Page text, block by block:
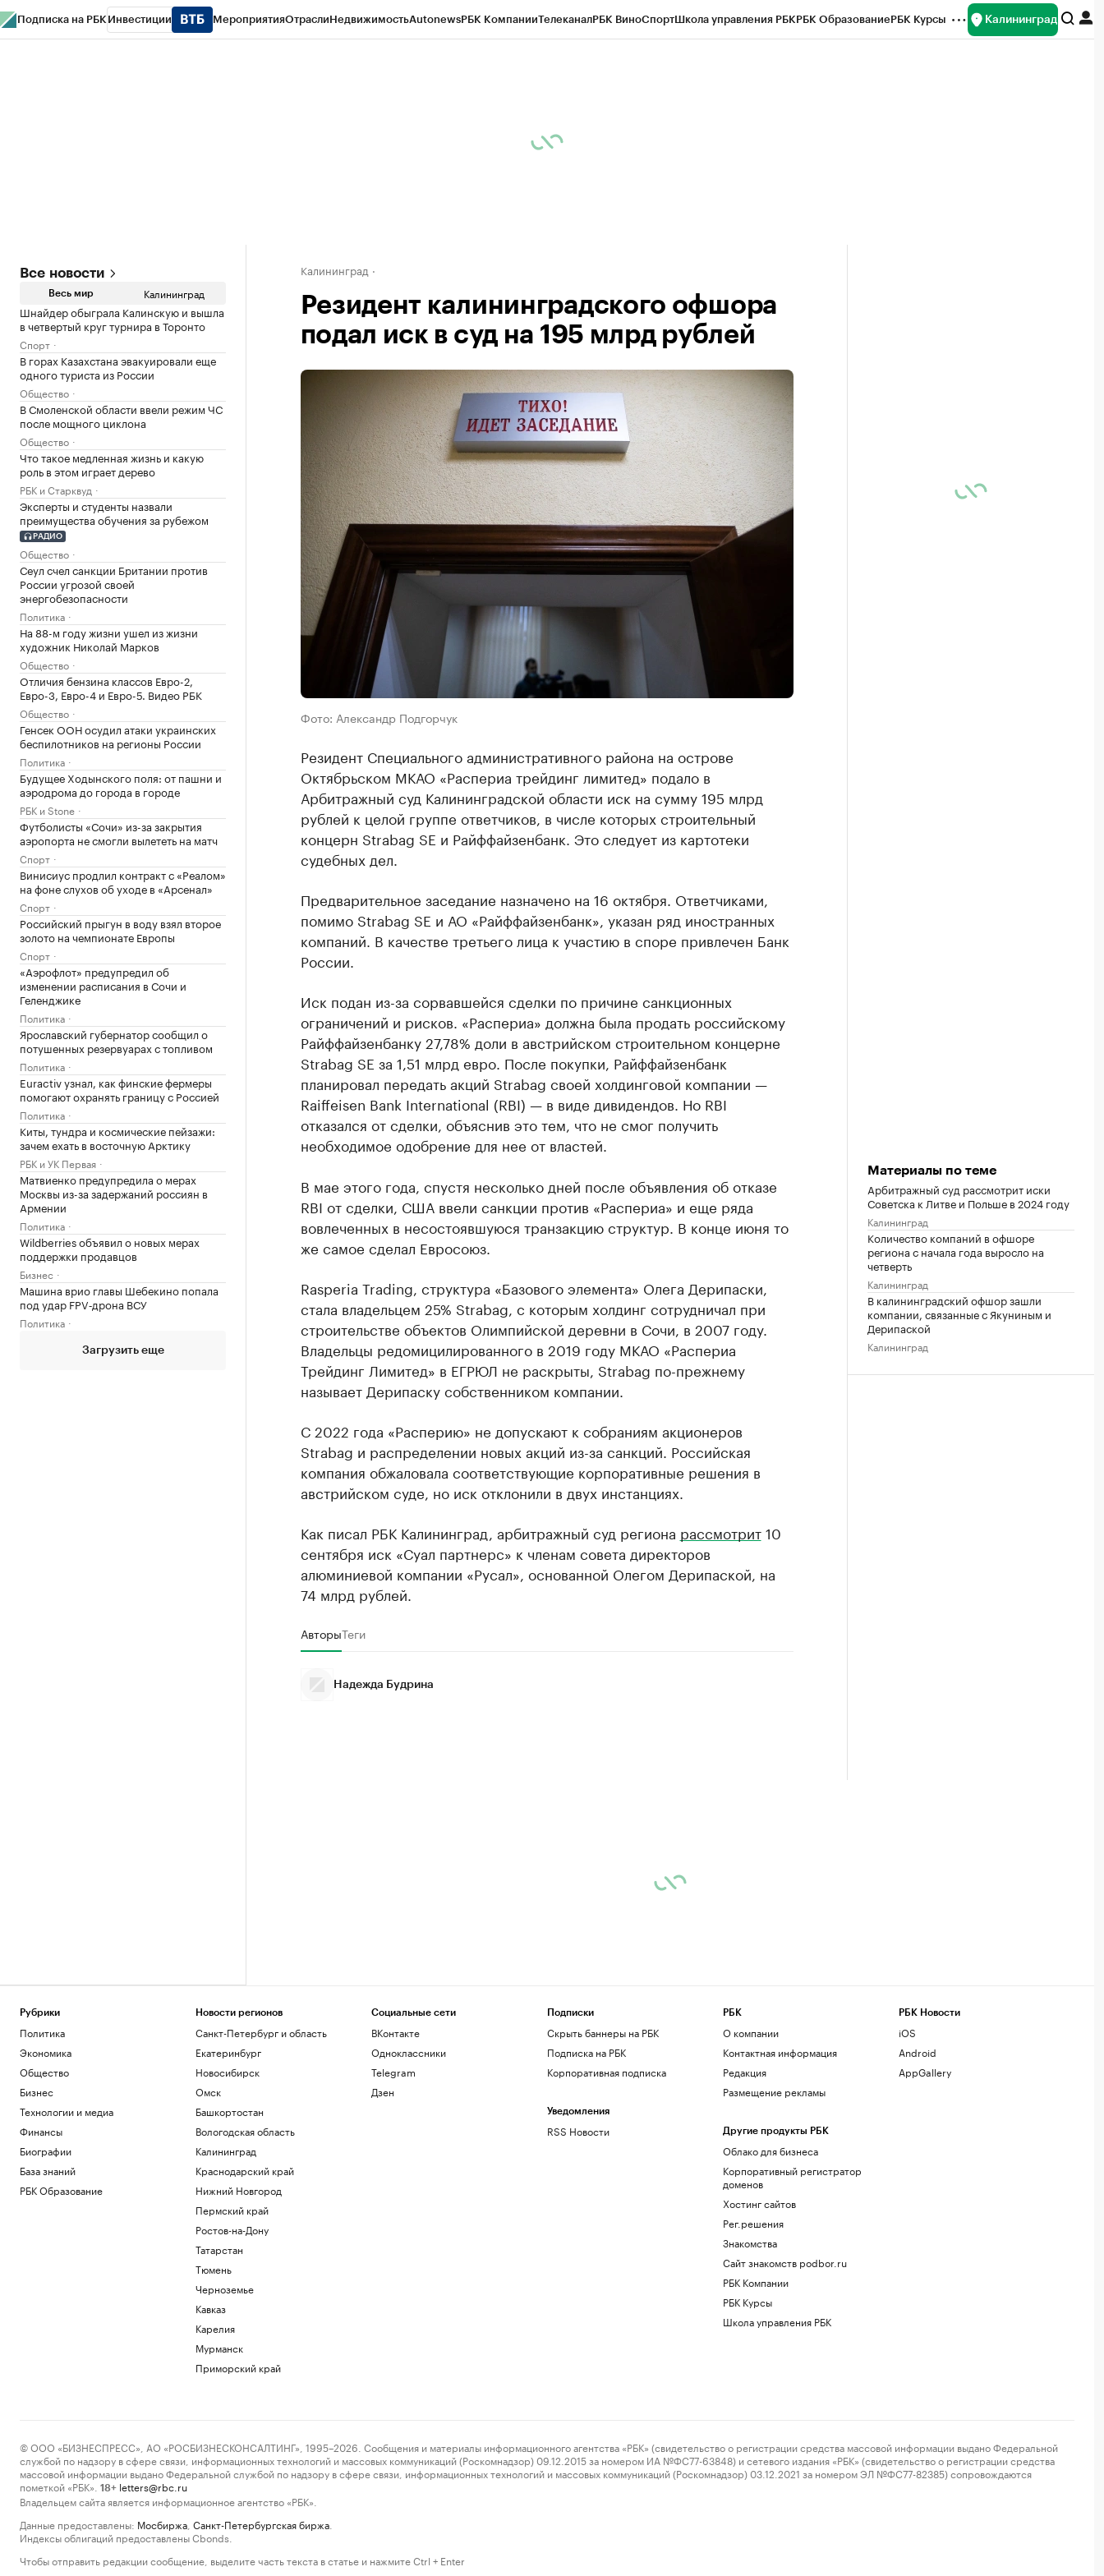
Подписка на РБК Инвестиции МероприятияОтраслиНедвижимостьAutonewsРБК КомпанииТелеканалРБК ВиноСпортШкола управления РБКРБК ОбразованиеРБК Курсы Калининград
Все новости
Весь мир Калининград
Шнайдер обыграла Калинскую и вышла
в четвертый круг турнира в Торонто
Спорт
В горах Казахстана эвакуировали еще
одного туриста из России
Общество
В Смоленской области ввели режим ЧС
после мощного циклона
Общество
Что такое медленная жизнь и какую
роль в этом играет дерево
РБК и Старквуд
Эксперты и студенты назвали
преимущества обучения за рубежом
РАДИО
Общество
Сеул счел санкции Британии против
России угрозой своей
энергобезопасности
Политика
На 88-м году жизни ушел из жизни
художник Николай Марков
Общество
Отличия бензина классов Евро-2,
Евро-3, Евро-4 и Евро-5. Видео РБК
Общество
Генсек ООН осудил атаки украинских
беспилотников на регионы России
Политика
Будущее Ходынского поля: от пашни и
аэродрома до города в городе
РБК и Stone
Футболисты «Сочи» из-за закрытия
аэропорта не смогли вылететь на матч
Спорт
Винисиус продлил контракт с «Реалом»
на фоне слухов об уходе в «Арсенал»
Спорт
Российский прыгун в воду взял второе
золото на чемпионате Европы
Спорт
«Аэрофлот» предупредил об
изменении расписания в Сочи и
Геленджике
Политика
Ярославский губернатор сообщил о
потушенных резервуарах с топливом
Политика
Euractiv узнал, как финские фермеры
помогают охранять границу с Россией
Политика
Киты, тундра и космические пейзажи:
зачем ехать в восточную Арктику
РБК и УК Первая
Матвиенко предупредила о мерах
Москвы из-за задержаний россиян в
Армении
Политика
Wildberries объявил о новых мерах
поддержки продавцов
Бизнес
Машина врио главы Шебекино попала
под удар FPV‑дрона ВСУ
Политика
Загрузить еще
Калининград
Резидент калининградского офшора
подал иск в суд на 195 млрд рублей
Фото: Александр Подгорчук
Резидент Специального административного района на острове
Октябрьском МКАО «Распериа трейдинг лимитед» подало в
Арбитражный суд Калининградской области иск на сумму 195 млрд
рублей к целой группе ответчиков, в числе которых строительный
концерн Strabag SE и Райффайзенбанк. Это следует из картотеки
судебных дел.
Предварительное заседание назначено на 16 октября. Ответчиками,
помимо Strabag SE и АО «Райффайзенбанк», указан ряд иностранных
компаний. В качестве третьего лица к участию в споре привлечен Банк
России.
Иск подан из-за сорвавшейся сделки по причине санкционных
ограничений и рисков. «Распериа» должна была продать российскому
Райффайзенбанку 27,78% доли в австрийском строительном концерне
Strabag SE за 1,51 млрд евро. После покупки, Райффайзенбанк
планировал передать акций Strabag своей холдинговой компании —
Raiffeisen Bank International (RBI) — в виде дивидендов. Но RBI
отказался от сделки, объяснив это тем, что не смог получить
необходимое одобрение для нее от властей.
В мае этого года, спустя несколько дней после объявления об отказе
RBI от сделки, США ввели санкции против «Распериа» и еще ряда
вовлеченных в несостоявшуюся транзакцию структур. В конце июня то
же самое сделал Евросоюз.
Rasperia Trading, структура «Базового элемента» Олега Дерипаски,
стала владельцем 25% Strabag, с которым холдинг сотрудничал при
строительстве объектов Олимпийской деревни в Сочи, в 2007 году.
Владельцы редомицилированного в 2019 году МКАО «Распериа
Трейдинг Лимитед» в ЕГРЮЛ не раскрыты, Strabag по-прежнему
называет Дерипаску собственником компании.
С 2022 года «Расперию» не допускают к собраниям акционеров
Strabag и распределении новых акций из-за санкций. Российская
компания обжаловала соответствующие корпоративные решения в
австрийском суде, но иск отклонили в двух инстанциях.
Как писал РБК Калининград, арбитражный суд региона рассмотрит10
сентября иск «Суал партнерс» к членам совета директоров
алюминиевой компании «Русал», основанной Олегом Дерипаской, на
74 млрд рублей.
АвторыТеги
Надежда Будрина
Материалы по теме
Арбитражный суд рассмотрит иски
Советска к Литве и Польше в 2024 году
Калининград
Количество компаний в офшоре
региона с начала года выросло на
четверть
Калининград
В калининградский офшор зашли
компании, связанные с Якуниным и
Дерипаской
Калининград
Рубрики
Политика
Экономика
Общество
Бизнес
Технологии и медиа
Финансы
Биографии
База знаний
РБК Образование
Новости регионов
Санкт-Петербург и область
Екатеринбург
Новосибирск
Омск
Башкортостан
Вологодская область
Калининград
Краснодарский край
Нижний Новгород
Пермский край
Ростов-на-Дону
Татарстан
Тюмень
Черноземье
Кавказ
Карелия
Мурманск
Приморский край
Социальные сети
ВКонтакте
Одноклассники
Telegram
Дзен
Подписки
Скрыть баннеры на РБК
Подписка на РБК
Корпоративная подписка
Уведомления
RSS Новости
РБК
О компании
Контактная информация
Редакция
Размещение рекламы
Другие продукты РБК
Облако для бизнеса
Корпоративный регистратор
доменов
Хостинг сайтов
Рег.решения
Знакомства
Сайт знакомств podbor.ru
РБК Компании
РБК Курсы
Школа управления РБК
РБК Новости
iOS
Android
AppGallery
© ООО «БИЗНЕСПРЕСС», АО «РОСБИЗНЕСКОНСАЛТИНГ», 1995–2026. Сообщения и материалы информационного агентства «РБК» (свидетельство о регистрации средства массовой информации выдано Федеральной
службой по надзору в сфере связи, информационных технологий и массовых коммуникаций (Роскомнадзор) 09.12.2015 за номером ИА №ФС77-63848) и сетевого издания «РБК» (свидетельство о регистрации средства
массовой информации выдано Федеральной службой по надзору в сфере связи, информационных технологий и массовых коммуникаций (Роскомнадзор) 03.12.2021 за номером ЭЛ №ФС77-82385) сопровождаются
пометкой «РБК».
18+ letters@rbc.ru
Владельцем сайта является информационное агентство «РБК».
Данные предоставлены: Мосбиржа Санкт-Петербургская биржа
Индексы облигаций предоставлены Cbonds.
Чтобы отправить редакции сообщение, выделите часть текста в статье и нажмите Ctrl + Enter